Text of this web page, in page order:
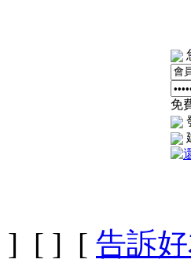
免
] [ ] [ 告訴